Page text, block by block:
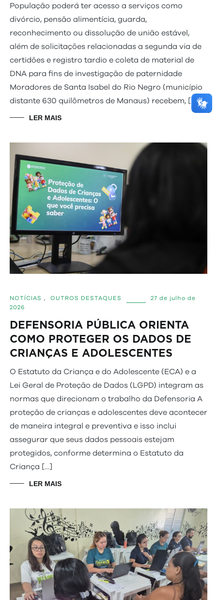
População poderá ter acesso a serviços como
divórcio, pensão alimentícia, guarda,
reconhecimento ou dissolução de união estável,
além de solicitações relacionadas a segunda via de
certidões e registro tardio e coleta de material de
DNA para fins de investigação de paternidade
Moradores de Santa Isabel do Rio Negro (município
distante 630 quilômetros de Manaus) recebem, […]
LER MAIS
NOTÍCIAS , OUTROS DESTAQUES
27 de julho de
2026
DEFENSORIA PÚBLICA ORIENTA
COMO PROTEGER OS DADOS DE
CRIANÇAS E ADOLESCENTES
O Estatuto da Criança e do Adolescente (ECA) e a
Lei Geral de Proteção de Dados (LGPD) integram as
normas que direcionam o trabalho da Defensoria A
proteção de crianças e adolescentes deve acontecer
de maneira integral e preventiva e isso inclui
assegurar que seus dados pessoais estejam
protegidos, conforme determina o Estatuto da
Criança […]
LER MAIS